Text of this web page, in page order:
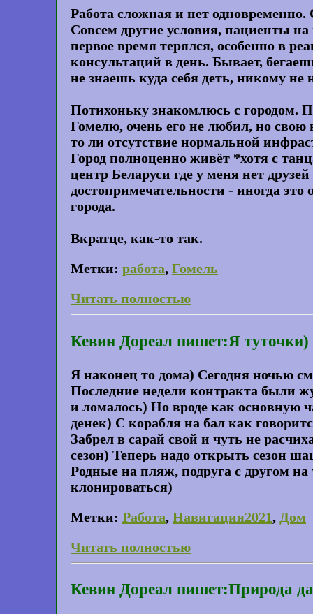
Работа сложная и нет
Совсем другие условия, пациенты
первое время терялся, особенно в
консультаций в день. Бывает,
не знаешь куда себя деть, никому
Потихоньку знакомлюсь с городом.
Гомелю, очень его не любил, но
то ли отсутствие нормальной
Город полноценно живёт *хотя с
центр Беларуси где у меня нет
достопримечательности - иногда
города.
Вкратце, как-то так.
Метки: работа, Гомель
Читать полностью
Кевин Дореал пишет:Я туточки)
Я наконец то дома) Сегодня ночью
Последние недели контракта были
и ломалось) Но вроде как основную
денек) С корабля на бал как
Забрел в сарай свой и чуть не
сезон) Теперь надо открыть сезон
Родные на пляж, подруга с другом
клонироваться)
Метки: Работа, Навигация2021, Дом
Читать полностью
Кевин Дореал пишет:Природа